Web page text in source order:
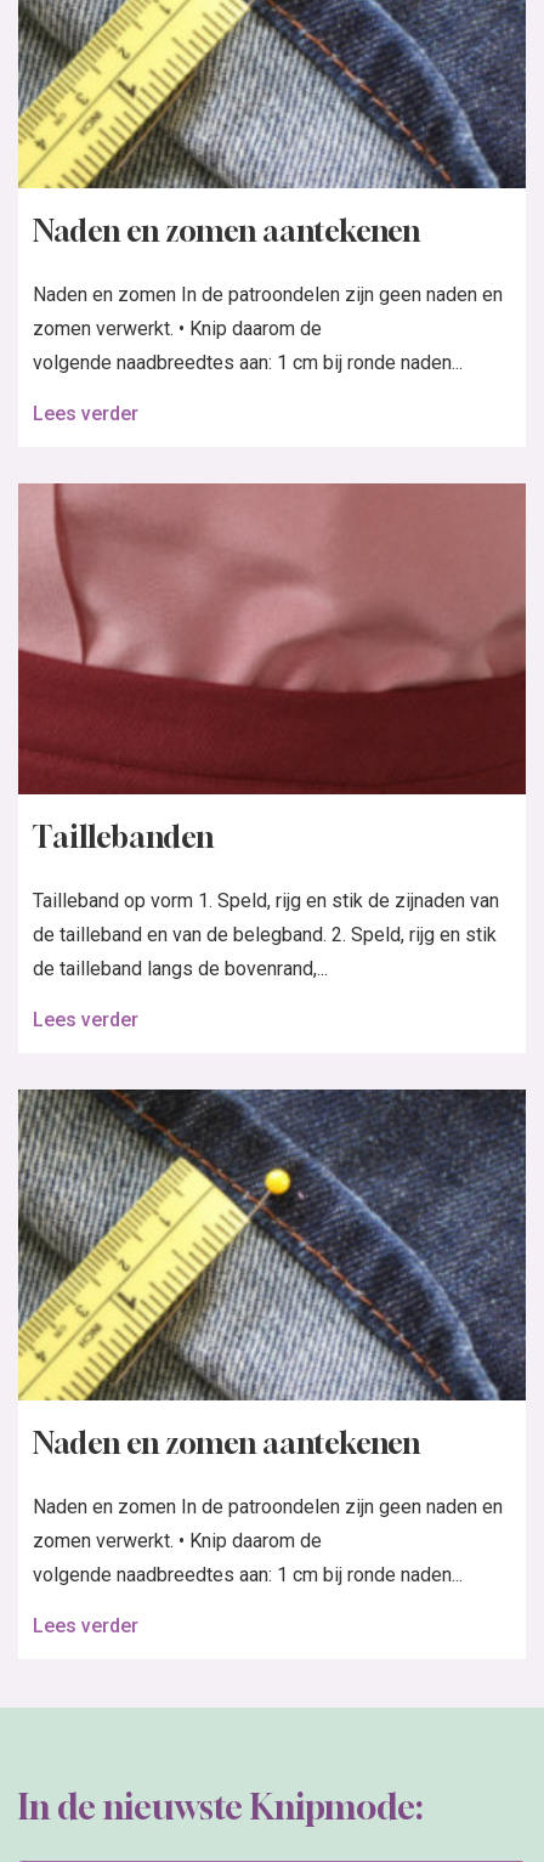
Naden en zomen aantekenen
Naden en zomen In de patroondelen zijn geen naden en
zomen verwerkt. • Knip daarom de
volgende naadbreedtes aan: 1 cm bij ronde naden...
Lees verder
Taillebanden
Tailleband op vorm 1. Speld, rijg en stik de zijnaden van
de tailleband en van de belegband. 2. Speld, rijg en stik
de tailleband langs de bovenrand,...
Lees verder
Naden en zomen aantekenen
Naden en zomen In de patroondelen zijn geen naden en
zomen verwerkt. • Knip daarom de
volgende naadbreedtes aan: 1 cm bij ronde naden...
Lees verder
In de nieuwste Knipmode: